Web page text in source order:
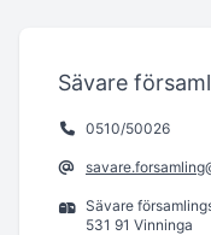
Sävare
0510/50026
Sävare
531 91 Vinninga